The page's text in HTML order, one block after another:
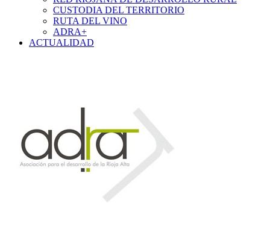
CUSTODIA DEL TERRITORIO
RUTA DEL VINO
ADRA+
ACTUALIDAD